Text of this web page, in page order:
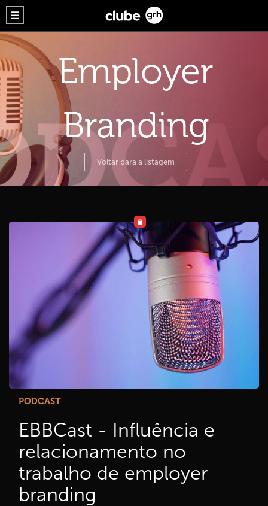
Employer
Branding
Voltar para a listagem
PODCAST
EBBCast - Influência e
relacionamento no
trabalho de employer
branding